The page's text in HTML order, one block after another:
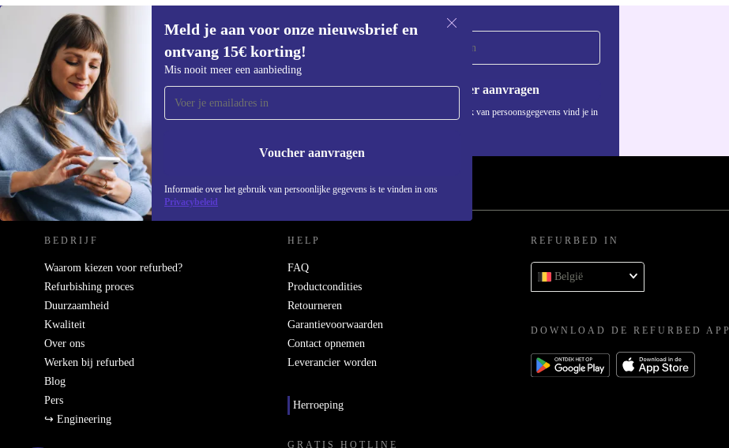
Meld je aan voor onze nieuwsbrief en
ontvang 15€ korting!
Mis nooit meer een aanbieding
Voucher aanvragen
Informatie over het gebruik van persoonlijke gegevens is te vinden in ons
Privacybeleid
Meld je aan voor onze nieuwsbrief en
ontvang €15 korting!
Mis nooit meer een aanbieding.
Voucher aanvragen
Informatie over het gebruik van persoonsgegevens vind je in
REFURBED NEDERLAND - RETHINK NEW.
BEDRIJF
Waarom kiezen voor refurbed?
Refurbishing proces
Duurzaamheid
Kwaliteit
Over ons
Werken bij refurbed
Blog
Pers
↪ Engineering
HELP
FAQ
Productcondities
Retourneren
Garantievoorwaarden
Contact opnemen
Leverancier worden
Herroeping
GRATIS HOTLINE
REFURBED IN
België
DOWNLOAD DE REFURBED APP